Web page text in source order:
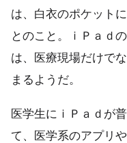
は、白衣のポケット
とのこと。ｉＰａｄ
は、医療現場だけで
まるようだ。
医学生にｉＰａｄが
て、医学系のアプリ